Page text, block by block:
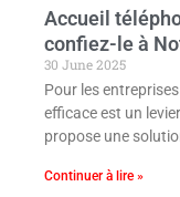
Accueil
confiez-le à
30 June 2025
Pour les
efficace est un
propose une
Continuer à lire »